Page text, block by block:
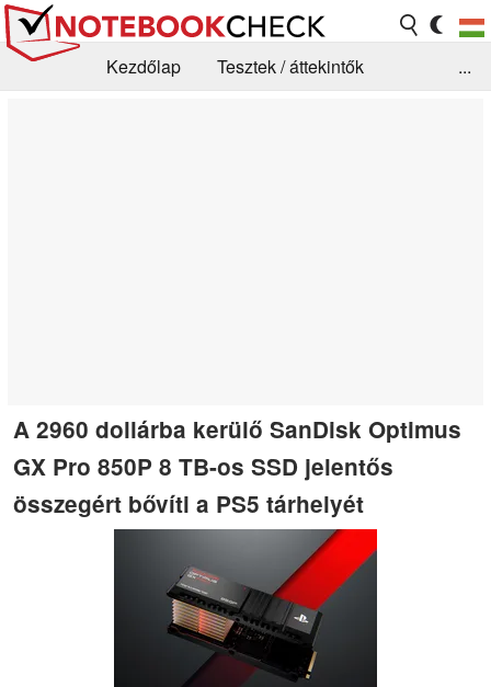
Kezdőlap
Tesztek / áttekintők
...
A 2960 dollárba kerülő SanDisk Optimus
GX Pro 850P 8 TB-os SSD jelentős
összegért bővíti a PS5 tárhelyét